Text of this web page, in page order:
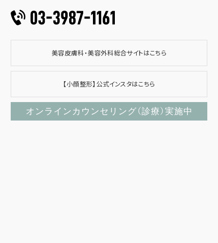
美容皮膚科・美容外科総合サイトはこちら
【小顔整形】公式インスタはこちら
オンラインカウンセリング（診療）実施中